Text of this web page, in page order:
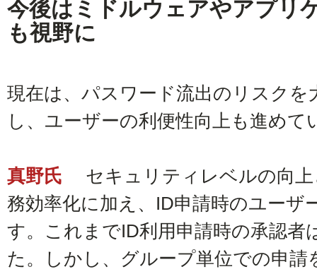
今後はミドルウェアやアプリ
も視野に
現在は、パスワード流出のリスク
し、ユーザーの利便性向上も進めて
真野氏
セキュリティレベルの向
務効率化に加え、ID申請時のユーザ
す。これまでID利用申請時の承認者
た。しかし、グループ単位での申